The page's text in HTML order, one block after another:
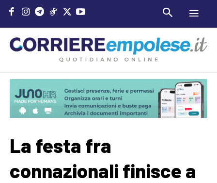
La festa fra
connazionali finisce a